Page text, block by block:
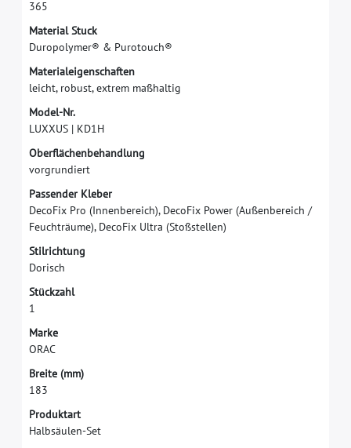
365
Material Stuck
Duropolymer® & Purotouch®
Materialeigenschaften
leicht, robust, extrem maßhaltig
Model-Nr.
LUXXUS | KD1H
Oberfächenbehandlung
vorgrundiert
Passender Kleber
DecoFix Pro (Innenbereich), DecoFix Power (Außenbereich /
Feuchträume), DecoFix Ultra (Stoßstellen)
Stilrichtung
Dorisch
Stückzahl
1
Marke
ORAC
Breite (mm)
183
Produktart
Halbsäulen-Set